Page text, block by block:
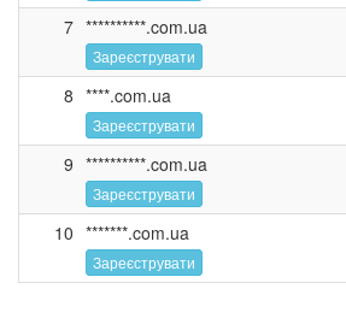
7 **********.com.ua
Зареєструвати
8 ****.com.ua
Зареєструвати
9 **********.com.ua
Зареєструвати
10 *******.com.ua
Зареєструвати